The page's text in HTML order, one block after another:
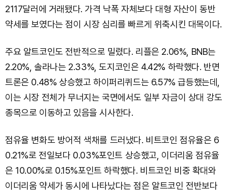
2117달러에 거래됐다. 가격 낙폭 자체보다 대형 자산이 동반
약세를 보였다는 점이 시장 심리를 빠르게 위축시킨 대목이다.
주요 알트코인도 전반적으로 밀렸다. 리플은 2.06%, BNB는
2.20%, 솔라나는 2.33%, 도지코인은 4.42% 하락했다. 반면
트론은 0.48% 상승했고 하이퍼리퀴드는 6.57% 급등했는데,
이는 시장 전체가 무너지는 국면에서도 일부 자금이 상대 강도
종목으로 이동하고 있음을 시사한다.
점유율 변화도 방어적 색채를 드러냈다. 비트코인 점유율은 6
0.21%로 전일보다 0.03%포인트 상승했고, 이더리움 점유율
은 10.00%로 0.15%포인트 하락했다. 비트코인 비중 확대와
이더리움 약세가 동시에 나타났다는 점은 알트코인 전반보다